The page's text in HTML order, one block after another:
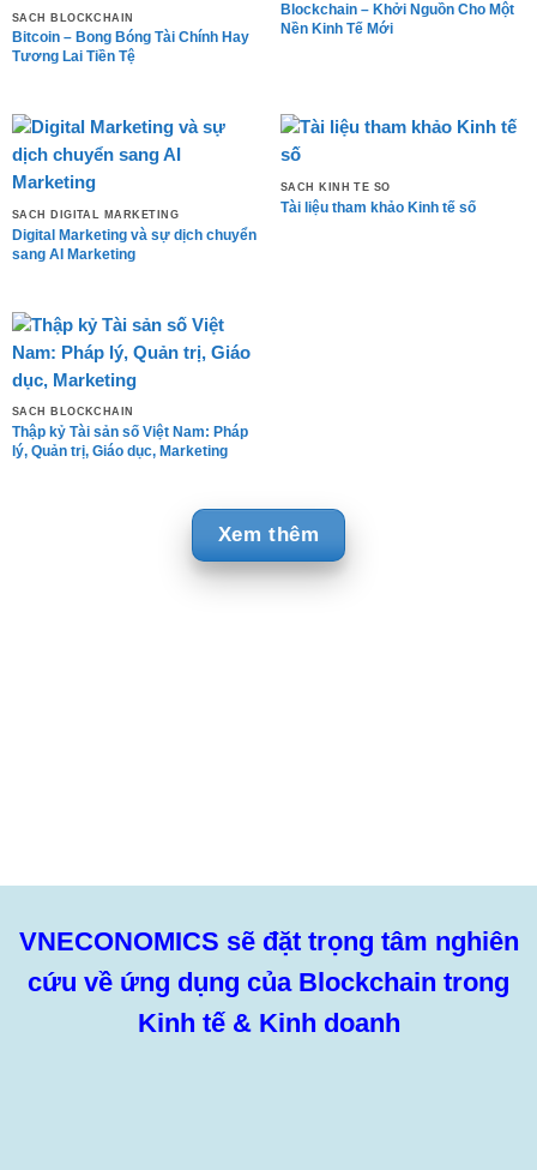
SÁCH BLOCKCHAIN
Bitcoin – Bong Bóng Tài Chính Hay
Tương Lai Tiền Tệ
Blockchain – Khởi Nguồn Cho Một
Nền Kinh Tế Mới
SÁCH DIGITAL MARKETING
Digital Marketing và sự dịch chuyển
sang AI Marketing
SÁCH KINH TẾ SỐ
Tài liệu tham khảo Kinh tế số
SÁCH BLOCKCHAIN
Thập kỷ Tài sản số Việt Nam: Pháp
lý, Quản trị, Giáo dục, Marketing
Xem thêm
VNECONOMICS sẽ đặt trọng tâm nghiên
cứu về ứng dụng của Blockchain trong
Kinh tế & Kinh doanh